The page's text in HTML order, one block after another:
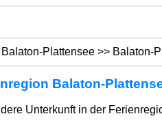
Balaton-Plattensee >> Balaton-
Balaton-
Unterkunft in der